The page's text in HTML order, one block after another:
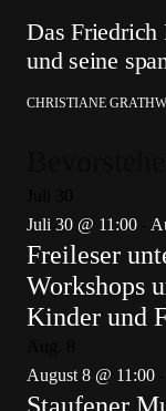
Das
und seine
CHRISTIANE
Juli 30 @ 11:00
Freileser
Workshops
Kinder und
August 8 @ 11:00